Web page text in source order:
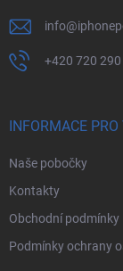
info@
+420 720 290
INFORMACE PRO
Naše pobočky
Kontakty
Obchodní podmínky
Podmínky ochrany